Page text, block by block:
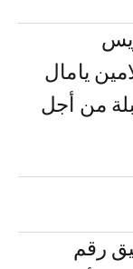
يامال
من أجل
رقم